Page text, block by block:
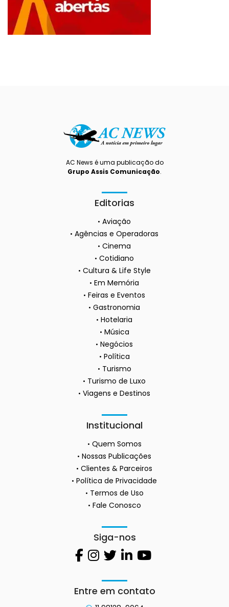
AC News é uma publicação do
Grupo Assis Comunicação.
Editorias
Aviação
Agências e Operadoras
Cinema
Cotidiano
Cultura & Life Style
Em Memória
Feiras e Eventos
Gastronomia
Hotelaria
Música
Negócios
Política
Turismo
Turismo de Luxo
Viagens e Destinos
Institucional
Quem Somos
Nossas Publicações
Clientes & Parceiros
Política de Privacidade
Termos de Uso
Fale Conosco
Siga-nos
Entre em contato